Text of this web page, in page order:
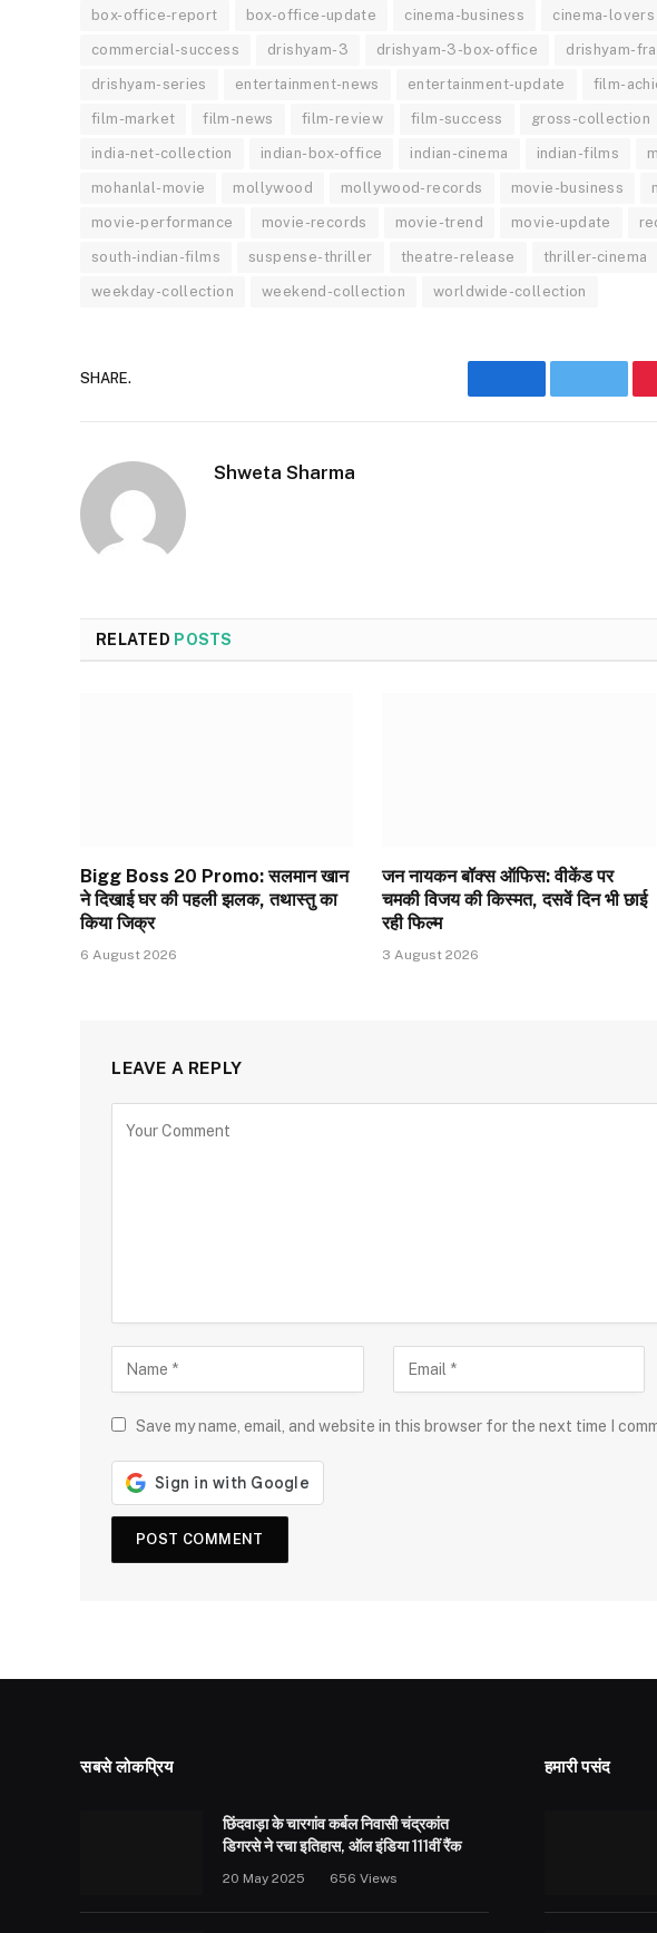
box-office-report box-office-update cinema-business cinema-lovers
commercial-success drishyam-3 drishyam-3-box-office drishyam-
drishyam-series entertainment-news entertainment-update film-
film-market film-news film-review film-success gross-collection
india-net-collection indian-box-office indian-cinema indian-films
mohanlal-movie mollywood mollywood-records movie-business
movie-performance movie-records movie-trend movie-update
south-indian-films suspense-thriller theatre-release thriller-cinema
weekday-collection weekend-collection worldwide-collection
SHARE.
FacebookTwitter
Shweta Sharma
RELATED POSTS
Bigg Boss 20 Promo: सलमान खान
ने दिखाई घर की पहली झलक, तथास्तु का
किया जिक्र
6 August 2026
जन नायकन बॉक्स ऑफिस: वीकेंड पर
चमकी विजय की किस्मत, दसवें दिन भी छाई
रही फिल्म
3 August 2026
LEAVE A REPLY
Save my name, email, and website in this browser for the next time I
सबसे लोकप्रिय
छिंदवाड़ा के चारगांव कर्बल निवासी चंद्रकांत
डिगरसे ने रचा इतिहास, ऑल इंडिया 111वीं रैंक
20 May 2025 656 Views
हमारी पसंद